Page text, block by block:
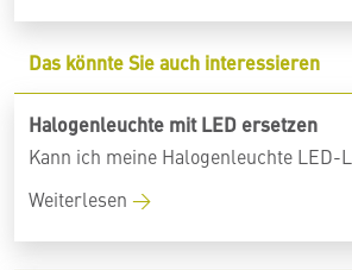
Das könnte Sie auch interessieren
Halogenleuchte mit LED ersetzen
Kann ich meine Halogenleuchte LED-
Weiterlesen